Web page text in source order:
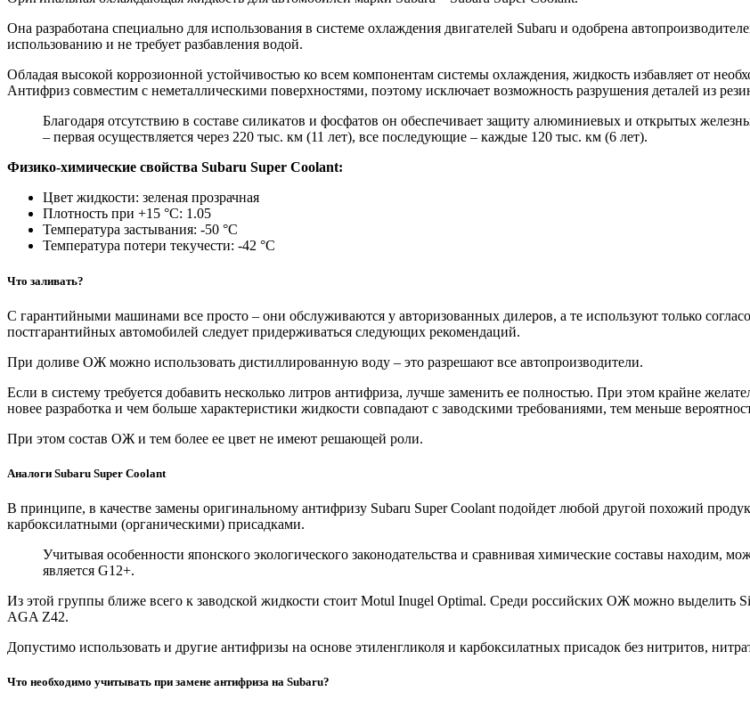
Она разработана специально для использования в системе охлаждения двигателей Subaru и одобрена
использованию и не требует разбавления водой.
Обладая высокой коррозионной устойчивостью ко всем компонентам системы охлаждения, жидкость избавляет от
Антифриз совместим с неметаллическими поверхностями, поэтому исключает возможность разрушения деталей из
Благодаря отсутствию в составе силикатов и фосфатов он обеспечивает защиту алюминиевых и открытых
– первая осуществляется через 220 тыс. км (11 лет), все последующие – каждые 120 тыс. км (6 лет).
Физико-химические свойства Subaru Super Coolant:
Цвет жидкости: зеленая прозрачная
Плотность при +15 °С: 1.05
Температура застывания: -50 °С
Температура потери текучести: -42 °С
Что заливать?
С гарантийными машинами все просто – они обслуживаются у авторизованных дилеров, а те используют только
постгарантийных автомобилей следует придерживаться следующих рекомендаций.
При доливе ОЖ можно использовать дистиллированную воду – это разрешают все автопроизводители.
Если в систему требуется добавить несколько литров антифриза, лучше заменить ее полностью. При этом крайне
новее разработка и чем больше характеристики жидкости совпадают с заводскими требованиями, тем меньше
При этом состав ОЖ и тем более ее цвет не имеют решающей роли.
Аналоги Subaru Super Coolant
В принципе, в качестве замены оригинальному антифризу Subaru Super Coolant подойдет любой другой похожий
карбоксилатными (органическими) присадками.
Учитывая особенности японского экологического законодательства и сравнивая химические составы находим,
является G12+.
Из этой группы ближе всего к заводской жидкости стоит Motul Inugel Optimal. Среди российских ОЖ можно выделить
AGA Z42.
Допустимо использовать и другие антифризы на основе этиленгликоля и карбоксилатных присадок без нитритов,
Что необходимо учитывать при замене антифриза на Subaru?